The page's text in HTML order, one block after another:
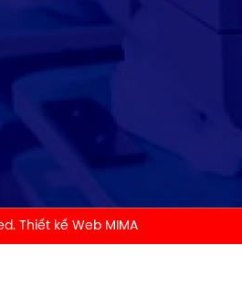
Thiết kế Web MIMA